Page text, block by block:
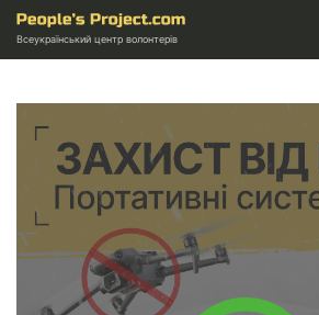
Всеукраїнський центр волонтерів